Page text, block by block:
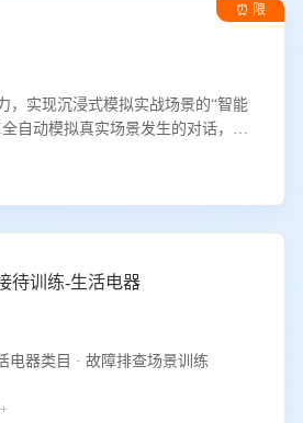
⏰ 限
，实现沉浸式模拟实战场景的“智能
自动模拟真实场景发生的对话，企
待训练-生活电器
电器类目 · 故障排查场景训练